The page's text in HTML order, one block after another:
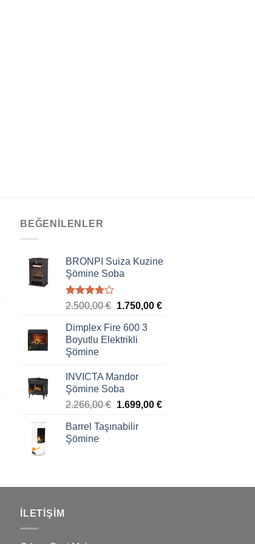
BEĞENILENLER
BRONPI Suiza Kuzine
Şömine Soba
5
4.00oy
aldı
2.500,00€ 1.750,00 €
Dimplex Fire 600 3
Boyutlu Elektrikli
Şömine
INVICTA Mandor
Şömine Soba
2.266,00€ 1.699,00 €
Barrel Taşınabilir
Şömine
İLETIŞIM